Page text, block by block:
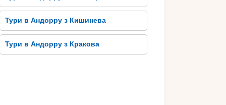
Тури в Андорру з Кишинева
Тури в Андорру з Кракова